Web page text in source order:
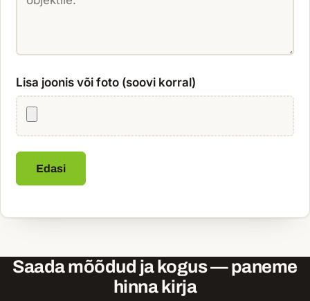
Lisa joonis või foto (soovi korral)
Edasi
Saada mõõdud ja kogus — paneme
hinna kirja